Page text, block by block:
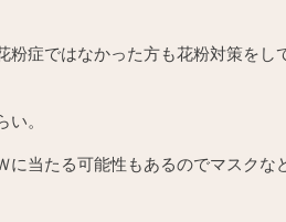
粉症ではなかった方も花粉対策をし
。
当たる可能性もあるのでマスクな